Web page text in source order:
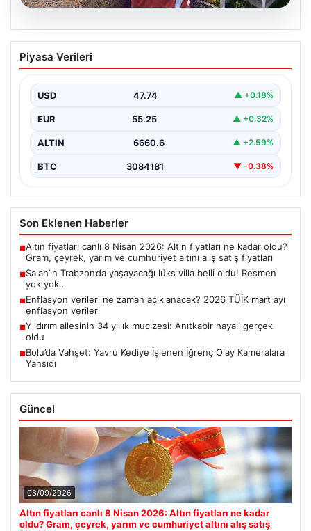
Salah’ın Trabzon’da yaşayacağı lüks
villa belli oldu! Resmen yok yok…
Piyasa Verileri
USD 47.74 ▲ +0.18%
EUR 55.25 ▲ +0.32%
ALTIN 6660.6 ▲ +2.59%
BTC 3084181 ▼ -0.38%
Son Eklenen Haberler
■Altın fiyatları canlı 8 Nisan 2026: Altın fiyatları ne kadar oldu?
Gram, çeyrek, yarım ve cumhuriyet altını alış satış fiyatları
■Salah’ın Trabzon’da yaşayacağı lüks villa belli oldu! Resmen
yok yok…
■Enflasyon verileri ne zaman açıklanacak? 2026 TÜİK mart ayı
enflasyon verileri
■Yıldırım ailesinin 34 yıllık mucizesi: Anıtkabir hayali gerçek
oldu
■Bolu’da Vahşet: Yavru Kediye İşlenen İğrenç Olay Kameralara
Yansıdı
Güncel
08/09/2026
Altın fiyatları canlı 8 Nisan 2026: Altın fiyatları ne kadar
oldu? Gram, çeyrek, yarım ve cumhuriyet altını alış satış